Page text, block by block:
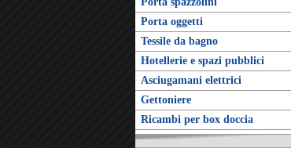
Porta oggetti
Tessile da bagno
Hotellerie e spazi pubblici
Asciugamani elettrici
Gettoniere
Ricambi per box doccia